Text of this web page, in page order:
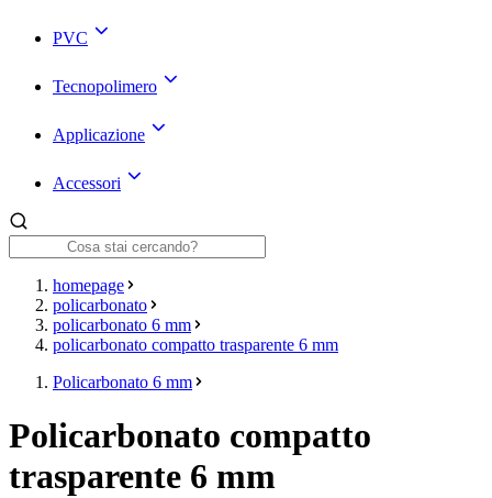
PVC
Tecnopolimero
Applicazione
Accessori
homepage
policarbonato
policarbonato 6 mm
policarbonato compatto trasparente 6 mm
Policarbonato 6 mm
Policarbonato compatto
trasparente 6 mm